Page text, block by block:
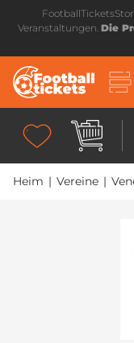
Veranstaltungen. Die
Heim | Vereine |